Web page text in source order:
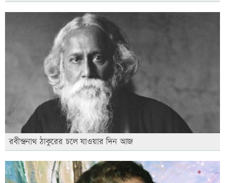
রবীন্দ্রনাথ ঠাকুরের চলে যাওয়ার দিন আজ